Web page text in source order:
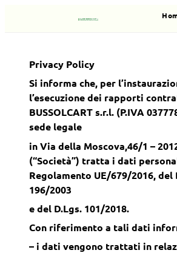
Privacy Policy
Si informa che, per
l’esecuzione dei rapporti
BUSSOLCART s.r.l. (P.IVA
sede legale
in Via della Moscova,46/1 –
(“Società”) tratta i dati
Regolamento UE/679/2016, del
196/2003
e del D.Lgs. 101/2018.
Con riferimento a tali dati
– i dati vengono trattati in